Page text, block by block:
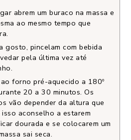
abrem um buraco na massa e
ao mesmo tempo que
gosto, pincelam com bebida
pela última vez até
forno pré-aquecido a 180º
20 a 30 minutos. Os
vão depender da altura que
aconselho a estarem
dourada e se colocarem um
sai seca.